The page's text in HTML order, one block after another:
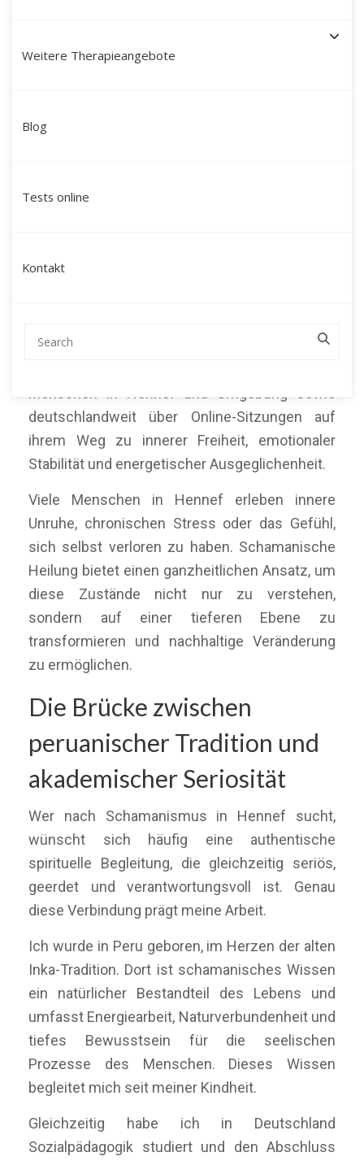
Weitere Therapieangebote
Blog
Tests online
Kontakt
Hennef: Ihr Weg zu
Veränderung, die über klassische
erreicht?
deutschlandweit über Online-Sitzungen auf
ihrem Weg zu innerer Freiheit, emotionaler
Stabilität und energetischer Ausgeglichenheit.
Viele Menschen in Hennef erleben innere
Unruhe, chronischen Stress oder das Gefühl,
sich selbst verloren zu haben. Schamanische
Heilung bietet einen ganzheitlichen Ansatz, um
diese Zustände nicht nur zu verstehen,
sondern auf einer tieferen Ebene zu
transformieren und nachhaltige Veränderung
zu ermöglichen.
Die Brücke zwischen
peruanischer Tradition und
akademischer Seriosität
Wer nach Schamanismus in Hennef sucht,
wünscht sich häufig eine authentische
spirituelle Begleitung, die gleichzeitig seriös,
geerdet und verantwortungsvoll ist. Genau
diese Verbindung prägt meine Arbeit.
Ich wurde in Peru geboren, im Herzen der alten
Inka-Tradition. Dort ist schamanisches Wissen
ein natürlicher Bestandteil des Lebens und
umfasst Energiearbeit, Naturverbundenheit und
tiefes Bewusstsein für die seelischen
Prozesse des Menschen. Dieses Wissen
begleitet mich seit meiner Kindheit.
Gleichzeitig habe ich in Deutschland
Sozialpädagogik studiert und den Abschluss